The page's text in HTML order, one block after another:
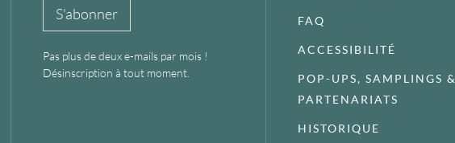
S'abonner
Pas plus de deux e-mails par mois !
Désinscription à tout moment.
FAQ
ACCESSIBILITÉ
POP-UPS, SAMPLINGS &
PARTENARIATS
HISTORIQUE